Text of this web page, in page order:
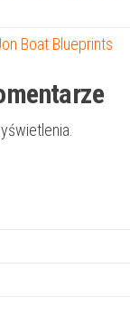
Boat Blueprints